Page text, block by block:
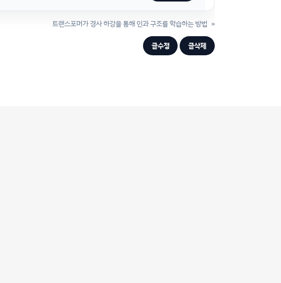
트랜스포머가 경사 하강을 통해 인과 구조를 학습하는 방법 »
글수정 글삭제